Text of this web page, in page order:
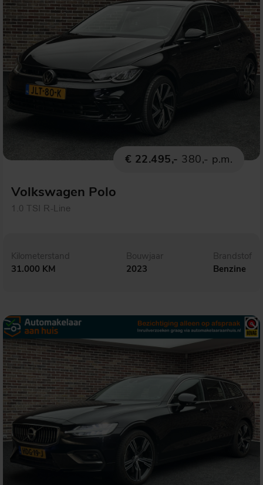
€ 22.495,- 380,- p.m.
Volkswagen Polo
1.0 TSI R-Line
Kilometerstand
31.000 KM
Bouwjaar
2023
Brandstof
Benzine